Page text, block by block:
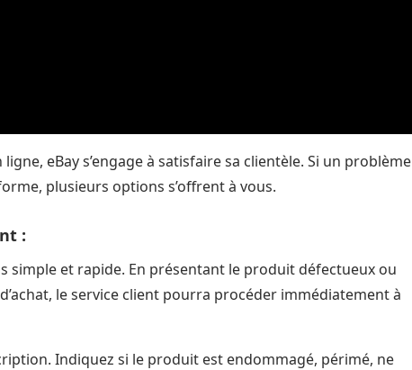
eBay s’engage à satisfaire sa clientèle. Si un problème
plusieurs options s’offrent à vous.
:
simple et rapide. En présentant le produit défectueux ou
le service client pourra procéder immédiatement à
Indiquez si le produit est endommagé, périmé, ne